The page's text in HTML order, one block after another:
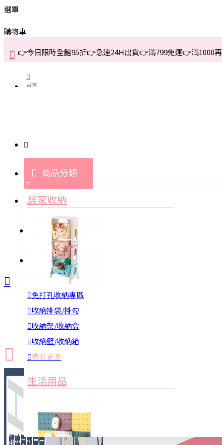
選單
購物車
👉今日限時全館95折👉急速24H出貨👉滿799免運👉滿1000
首頁
商品分類
居家收納
免打孔收納專區
收納掛袋/掛勾
收納架/收納盒
收納籃/收納箱
查看更多
生活用品
登入
新品上市